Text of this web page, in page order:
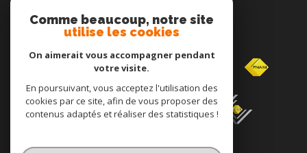
Adhérents
Comme beaucoup, notre site
utilise les cookies
On aimerait vous accompagner pendant
votre visite.
En poursuivant, vous acceptez l'utilisation des
cookies par ce site, afin de vous proposer des
contenus adaptés et réaliser des statistiques !